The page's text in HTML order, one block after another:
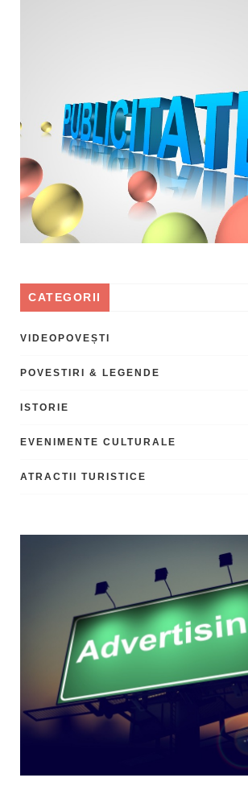
CATEGORII
VIDEOPOVEȘTI
POVESTIRI & LEGENDE
ISTORIE
EVENIMENTE CULTURALE
ATRACTII TURISTICE